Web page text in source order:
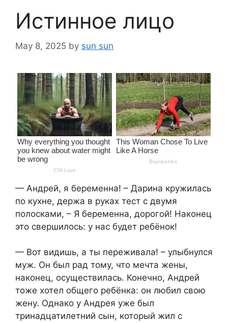
Истинное лицо
May 8, 2025 by sun sun
— Андрей, я беременна! – Дарина кружилась
по кухне, держа в руках тест с двумя
полосками, – Я беременна, дорогой! Наконец
это свершилось: у нас будет ребёнок!
— Вот видишь, а ты переживала! – улыбнулся
муж. Он был рад тому, что мечта жены,
наконец, осуществилась. Конечно, Андрей
тоже хотел общего ребёнка: он любил свою
жену. Однако у Андрея уже был
тринадцатилетний сын, который жил с